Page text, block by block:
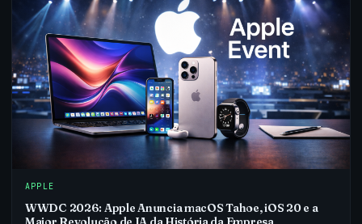
APPLE
WWDC 2026: Apple Anuncia macOS Tahoe, iOS 20 e a